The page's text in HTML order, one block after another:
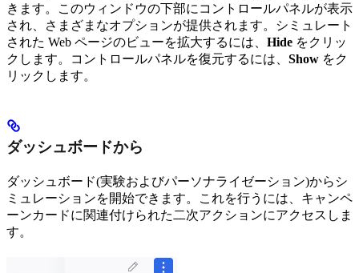
きます。このウィンドウの下部にコントロールパネルが表示
され、さまざまなオプションが提供されます。シミュレート
された Web ページのビューを拡大するには、 Hide をクリッ
クします。コントロールパネルを復元するには、 Show をク
リックします。
ダッシュボードから
ダッシュボード(実験およびパーソナライゼーション)からシ
ミュレーションを開始できます。これを行うには、キャンペ
ーンカードに関連付けられた二次アクションにアクセスしま
す。